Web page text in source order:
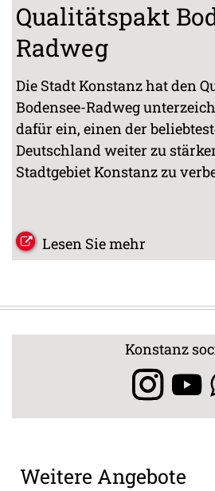
Qualitätspakt
Radweg
Die Stadt Konstanz hat den
Bodensee-Radweg
dafür ein, einen der
Deutschland weiter zu
Stadtgebiet Konstanz zu
Lesen Sie mehr
Konstanz
Weitere Angebote